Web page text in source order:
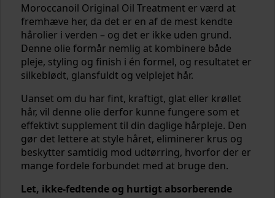
Moroccanoil Original Oil Treatment er værd at
fremhæve her, da det er en af de mest kendte
hårolier i verden – og det er ikke uden grund.
Denne olie formår nemlig at kombinere både
pleje, styling og finish i én formel, og resultatet er
silkeblødt, glansfuldt og velplejet hår.
Uanset om du har fint, kraftigt, glat eller krøllet
hår, vil denne olie derfor kunne fungere som et
effektivt supplement til din daglige hårpleje. Den
gør det lettere at style håret, eliminerer krus og
beskytter samtidig mod udtørring, hvorfor der er
mange fordele forbundet med at bruge den.
Let, ikke-fedtende og hurtigt absorberende